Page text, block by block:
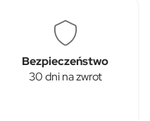
Bezpieczeństwo
30 dni na zwrot